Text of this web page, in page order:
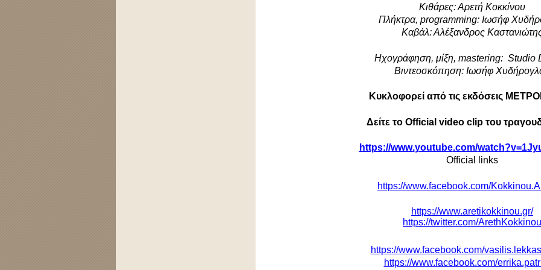
Κιθάρες: Αρετή Κοκκίνου
Πλήκτρα, programming: Ιωσήφ
Καβάλ: Αλέξανδρος
Ηχογράφηση, μίξη, mastering: Studio
Βιντεοσκόπηση: Ιωσήφ
Κυκλοφορεί από τις εκδόσεις
Δείτε το Official video clipτου
https://www.youtube.com/watch?v=1
Official links
https://www.facebook.com/
https://www.aretikokkinou.gr/
https://twitter.com/ArethKokkinou
https://www.facebook.com/
https://www.facebook.com/